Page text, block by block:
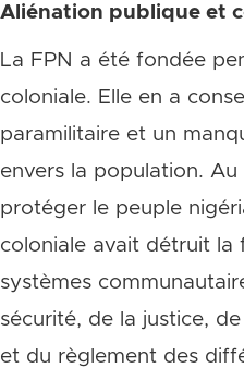
Aliénation publique et
La FPN a été fondée
coloniale. Elle en a
paramilitaire et un
envers la population.
protéger le peuple
coloniale avait détruit la
systèmes
sécurité, de la justice,
et du règlement des